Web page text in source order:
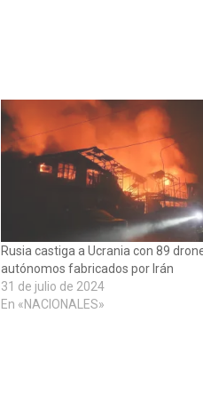
Rusia castiga a Ucrania con 89
autónomos fabricados por Irán
31 de julio de 2024
En «NACIONALES»